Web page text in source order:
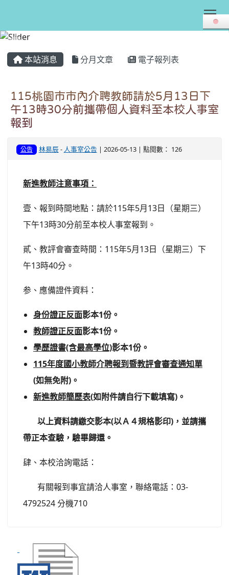
本站消息 分月文章 電子報列表
115桃園市市內介聘教師請於5月13日下
午13時30分前攜帶個人資料至本校人事室
報到
公告 林易辰- 人事室公告 | 2026-05-13 | 點閱數： 126
新進教師注意事項：
壹、報到時間地點：請於115年5月13日（星期三）
下午13時30分前至本校人事室報到。
貳、教評會審查時間：115年5月13日（星期三）下
午13時40分。
参、應備證件資料：
身份證正反面影本1份。
教師證正反面影本1份。
學歷證書(含最高學位)影本1份。
115年度國小教師介聘報到暨教評會審查通知單
(如無免附)。
新進教師簡歷表(如附件請自行下載填寫)。
以上資料請繳交影本(以Ａ４規格影印)，並請攜
帶正本查驗，驗畢歸還。
肆、本校洽詢電話：
有關報到事宜請洽人事室，聯絡電話：03-
4792524 分機710